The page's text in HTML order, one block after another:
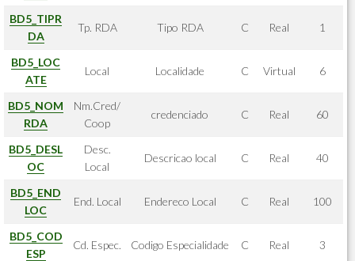
BD5_TIPR
DA
Tp. RDA Tipo RDA C Real 1
BD5_LOC
ATE
Local Localidade C Virtual 6
BD5_NOM
RDA
Nm.Cred/
Coop
credenciado C Real 60
BD5_DESL
OC
Desc.
Local
Descricao local C Real 40
BD5_END
LOC
End. Local Endereco Local C Real 100
BD5_COD
ESP
Cd. Espec. Codigo Especialidade C Real 3